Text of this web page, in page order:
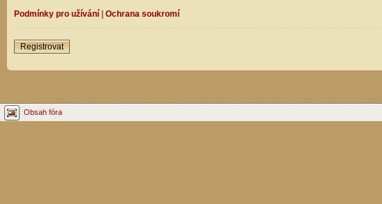
Podmínky pro užívání | Ochrana soukromí
Registrovat
Obsah fóra